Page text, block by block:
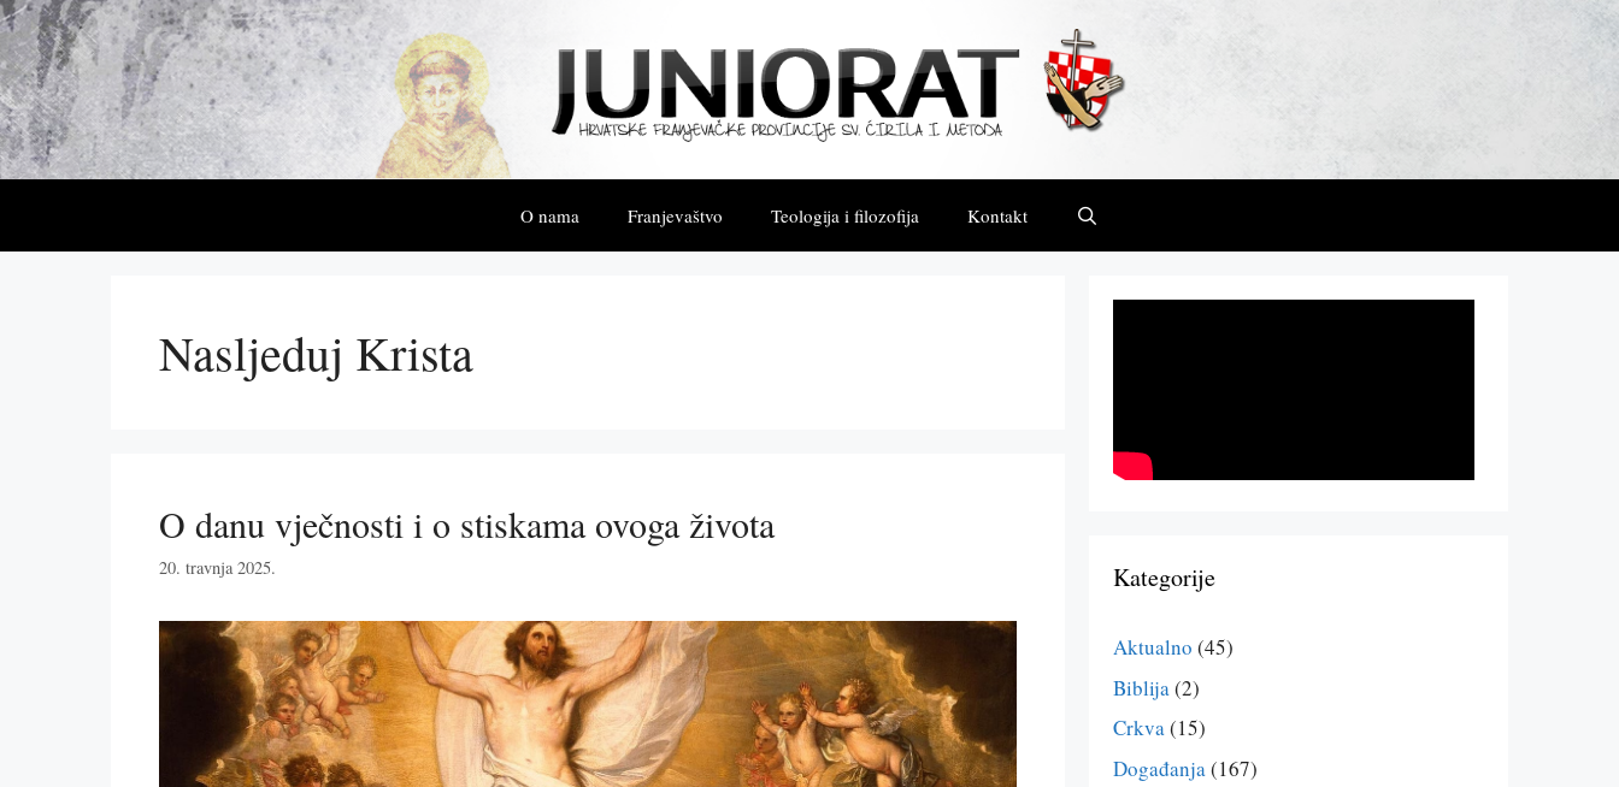
Preskoči
na
sadržaj
O nama Franjevaštvo Teologija i filozofija Kontakt
Nasljeduj Krista
O danu vječnosti i o stiskama ovoga života
20. travnja 2025. Kategorije
Aktualno (45)
Biblija(2)
Crkva(15)
Događanja(167)